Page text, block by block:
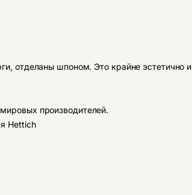
отделаны шпоном. Это крайне эстетично и
производителей.
Hettich